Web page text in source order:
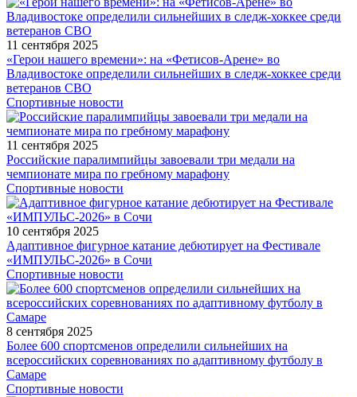
11 сентября 2025
«Герои нашего времени»: на «Фетисов-Арене» во
Владивостоке определили сильнейших в следж-хоккее среди
ветеранов СВО
Спортивные новости
11 сентября 2025
Российские паралимпийцы завоевали три медали на
чемпионате мира по гребному марафону
Спортивные новости
10 сентября 2025
Адаптивное фигурное катание дебютирует на Фестивале
«ИМПУЛЬС-2026» в Сочи
Спортивные новости
8 сентября 2025
Более 600 спортсменов определили сильнейших на
всероссийских соревнованиях по адаптивному футболу в
Самаре
Спортивные новости